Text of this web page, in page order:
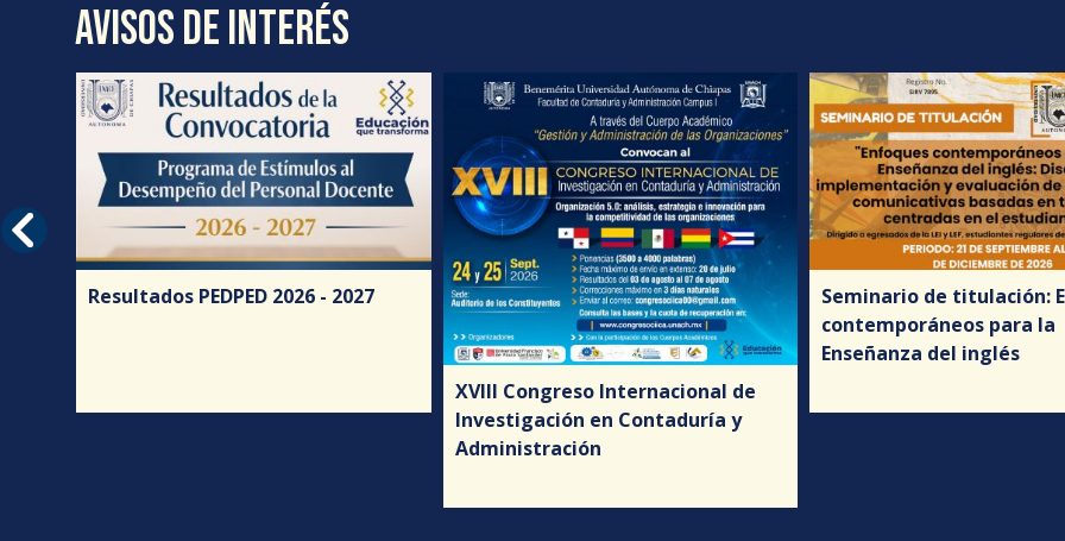
Avisos de interés
Resultados PEDPED 2026 - 2027
XVIII Congreso Internacional de
Investigación en Contaduría y
Administración
Seminario de titulación:
contemporáneos para la
Enseñanza del inglés